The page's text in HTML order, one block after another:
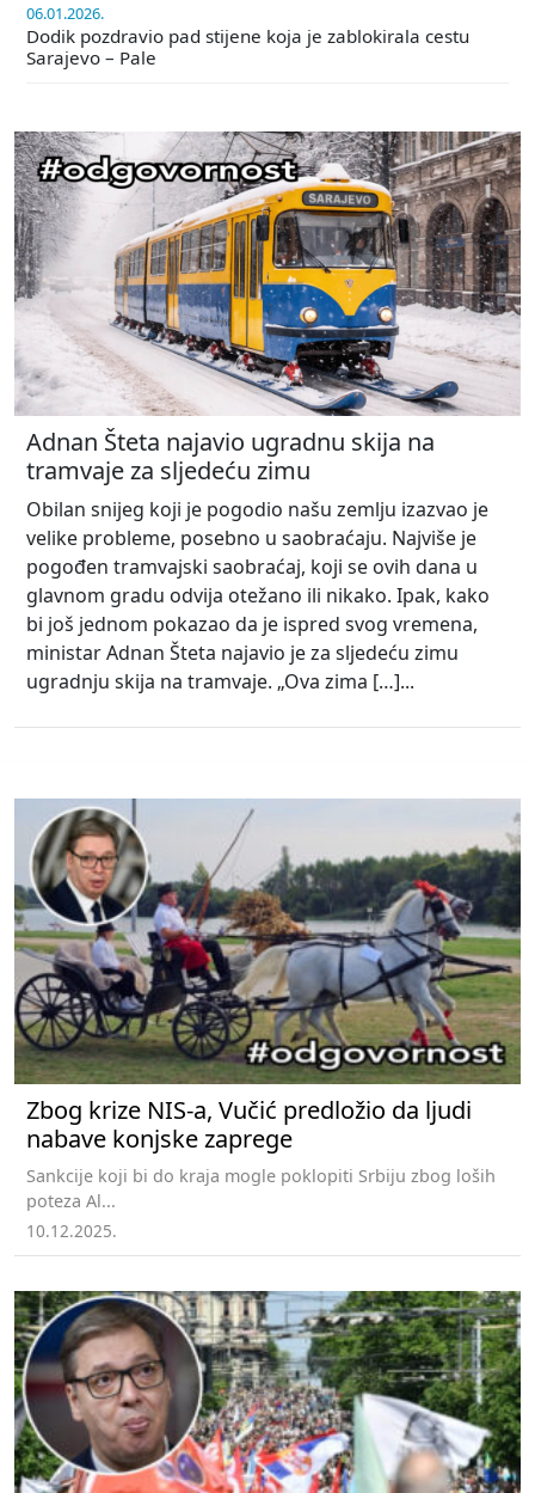
06.01.2026.
Dodik pozdravio pad stijene koja je zablokirala cestu
Sarajevo – Pale
Adnan Šteta najavio ugradnu skija na
tramvaje za sljedeću zimu
Obilan snijeg koji je pogodio našu zemlju izazvao je
velike probleme, posebno u saobraćaju. Najviše je
pogođen tramvajski saobraćaj, koji se ovih dana u
glavnom gradu odvija otežano ili nikako. Ipak, kako
bi još jednom pokazao da je ispred svog vremena,
ministar Adnan Šteta najavio je za sljedeću zimu
ugradnju skija na tramvaje. „Ova zima […]...
Zbog krize NIS-a, Vučić predložio da ljudi
nabave konjske zaprege
Sankcije koji bi do kraja mogle poklopiti Srbiju zbog loših
poteza Al...
10.12.2025.